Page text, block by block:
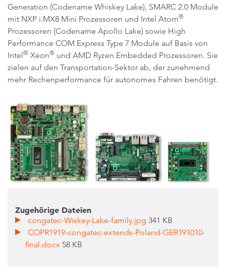
Generation (Codename Whiskey Lake), SMARC 2.0 Module
mit NXP i.MX8 Mini Prozessoren und Intel Atom®
Prozessoren (Codename Apollo Lake) sowie High
Performance COM Express Type 7 Module auf Basis von
Intel® Xeon® und AMD Ryzen Embedded Prozessoren. Sie
zielen auf den Transportation-Sektor ab, der zunehmend
mehr Rechenperformance für autonomes Fahren benötigt.
Zugehörige Dateien
congatec-Wiskey-Lake-family.jpg 341 KB
COPR1919-congatec-extends-Poland-GER191010-
final.docx 58 KB